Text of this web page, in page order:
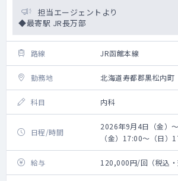
担当エージェントより
◆最寄駅 JR長万部
路線 JR函館本線
勤務地 北海道寿都郡黒松内町
科目 内科
日程/時間
2026年9月4日（金）
（金）17:00～（日）
給与 120,000円/回（税込・